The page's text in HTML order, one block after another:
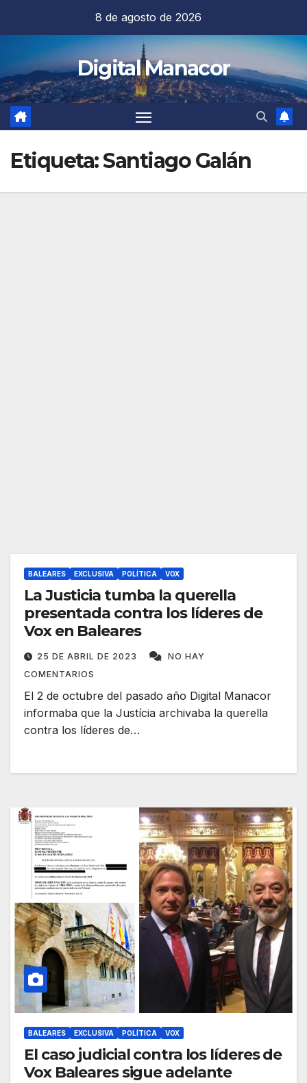
contenido
8 de agosto de 2026
Digital Manacor
Etiqueta:Santiago Galán
BALEARES EXCLUSIVA POLÍTICA VOX
La Justicia tumba la querella
presentada contra los líderes de
Vox en Baleares
25 DE ABRIL DE 2023
NO HAY
COMENTARIOS
El 2 de octubre del pasado año Digital Manacor
informaba que la Justícia archivaba la querella
contra los líderes de…
BALEARES EXCLUSIVA POLÍTICA VOX
El caso judicial contra los líderes de
Vox Baleares sigue adelante